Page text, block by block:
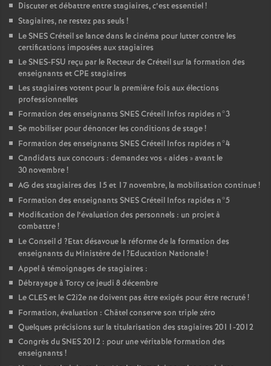
Discuter et débattre entre stagiaires, c’est essentiel!
Stagiaires, ne restez pas seuls !
LeSNESCréteil se lance dans le cinéma pour lutter contre les
certifications imposées aux stagiaires
LeSNES-FSU reçu par le Recteur de Créteil sur la formation des
enseignants etCPE stagiaires
Les stagiaires votent pour la première fois aux élections
professionnelles
Formation des enseignants SNESCréteil Infos rapides n°3
Se mobiliser pour dénoncer les conditions de stage!
Formation des enseignants SNESCréteil Infos rapides n°4
Candidats aux concours : demandez vos «aides » avant le
30 novembre!
AG des stagiaires des 15 et 17 novembre, la mobilisation continue!
Formation des enseignants SNESCréteil Infos rapides n°5
Modification de l’évaluation des personnels : un projet à
combattre!
Le Conseil d ?Etat désavoue la réforme de la formation des
enseignants du Ministère de l?Education Nationale!
Appel à témoignages de stagiaires :
Débrayage à Torcy ce jeudi 8 décembre
LeCLESet le C2i2e ne doivent pas être exigés pour être recruté!
Formation, évaluation : Châtel conserve son triple zéro
Quelques précisions sur la titularisation des stagiaires 2011-2012
Congrès duSNES2012 : pour une véritable formation des
enseignants !